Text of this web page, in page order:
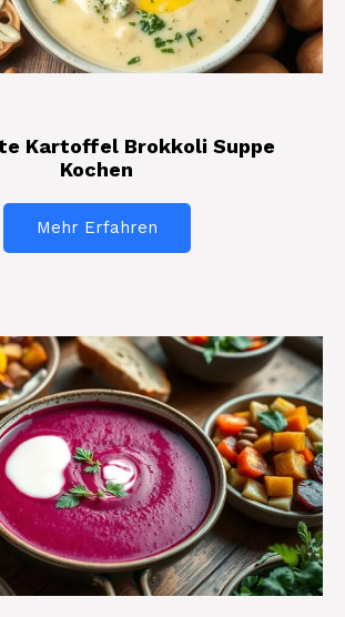
Kartoffel Brokkoli Suppe
Kochen
Mehr Erfahren